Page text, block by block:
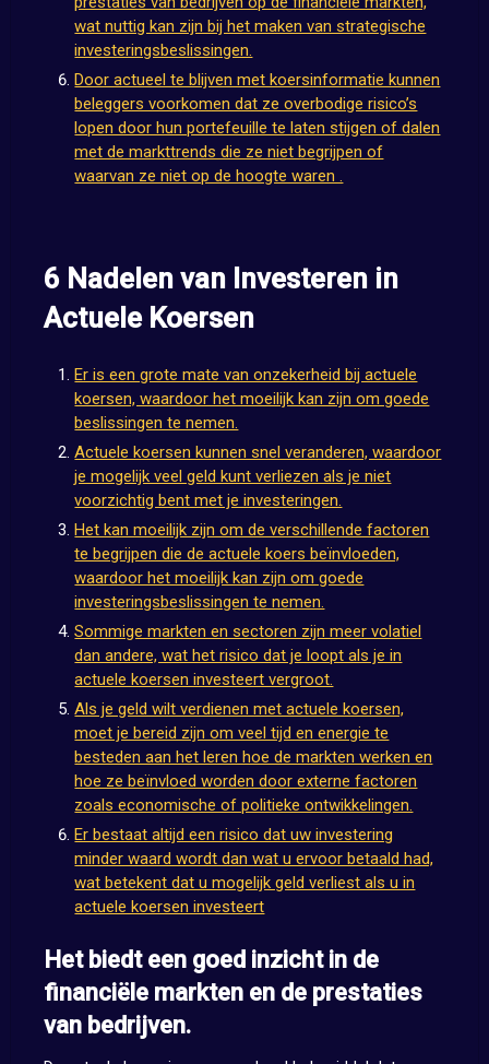
wat nuttig kan zijn bij het maken van strategische
investeringsbeslissingen.
Door actueel te blijven met koersinformatie kunnen
beleggers voorkomen dat ze overbodige risico’s
lopen door hun portefeuille te laten stijgen of dalen
met de markttrends die ze niet begrijpen of
waarvan ze niet op de hoogte waren .
6 Nadelen van Investeren in
Actuele Koersen
Er is een grote mate van onzekerheid bij actuele
koersen, waardoor het moeilijk kan zijn om goede
beslissingen te nemen.
Actuele koersen kunnen snel veranderen, waardoor
je mogelijk veel geld kunt verliezen als je niet
voorzichtig bent met je investeringen.
Het kan moeilijk zijn om de verschillende factoren
te begrijpen die de actuele koers beïnvloeden,
waardoor het moeilijk kan zijn om goede
investeringsbeslissingen te nemen.
Sommige markten en sectoren zijn meer volatiel
dan andere, wat het risico dat je loopt als je in
actuele koersen investeert vergroot.
Als je geld wilt verdienen met actuele koersen,
moet je bereid zijn om veel tijd en energie te
besteden aan het leren hoe de markten werken en
hoe ze beïnvloed worden door externe factoren
zoals economische of politieke ontwikkelingen.
Er bestaat altijd een risico dat uw investering
minder waard wordt dan wat u ervoor betaald had,
wat betekent dat u mogelijk geld verliest als u in
actuele koersen investeert
Het biedt een goed inzicht in de
financiële markten en de prestaties
van bedrijven.